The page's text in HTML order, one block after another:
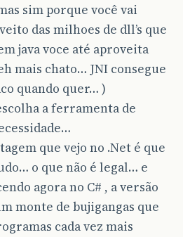
sim porque você vai
das milhoes de dll’s que
java voce até aproveita
mais chato… JNI consegue
quando quer… )
a ferramenta de
que vejo no .Net é que
o que não é legal… e
agora no C# , a versão
monte de bujigangas que
cada vez mais